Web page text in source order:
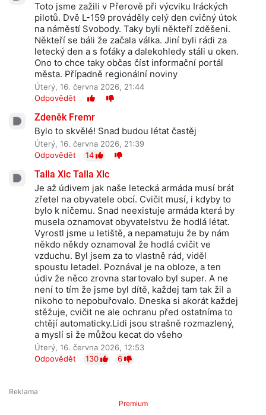
Toto jsme zažili v Přerově při výcviku Iráckých
pilotů. Dvě L-159 prováděly celý den cvičný útok
na náměstí Svobody. Taky byli někteří zděšeni.
Někteří se báli že začala válka. Jiní byli rádi za
letecký den a s foťáky a dalekohledy stáli u oken.
Ono to chce taky občas číst informační portál
města. Případně regionální noviny
Úterý, 16. června 2026, 21:44
Odpovědět
Zdeněk Fremr
Bylo to skvělé! Snad budou létat častěj
Úterý, 16. června 2026, 21:39
Odpovědět
14
Talla Xlc Talla Xlc
Je až údivem jak naše letecká armáda musí brát
zřetel na obyvatele obcí. Cvičit musí, i kdyby to
bylo k ničemu. Snad neexistuje armáda která by
musela oznamovat obyvatelstvu že hodlá létat.
Vyrostl jsme u letiště, a nepamatuju že by nám
někdo někdy oznamoval že hodlá cvičit ve
vzduchu. Byl jsem za to vlastně rád, viděl
spoustu letadel. Poznával je na obloze, a ten
údiv že něco zrovna startovalo byl super. A ne
není to tím že jsme byl dítě, každej tam tak žil a
nikoho to nepobuřovalo. Dneska si akorát každej
stěžuje, cvičit ne ale ochranu před ostatníma to
chtějí automaticky.Lidi jsou strašně rozmazlený,
a myslí si že můžou kecat do všeho
Úterý, 16. června 2026, 12:53
Odpovědět
130 6
Premium